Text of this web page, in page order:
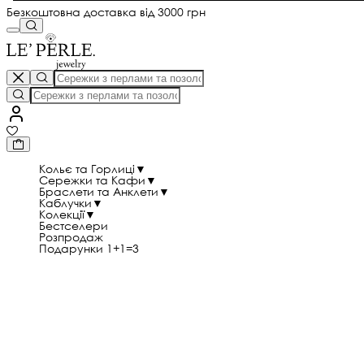
Безкоштовна доставка від 3000 грн
Кольє та Горлиці ▼
Сережки та Кафи ▼
Браслети та Анклети ▼
Каблучки ▼
Колекції▼
Бестселери
Розпродаж
Подарунки 1+1=3